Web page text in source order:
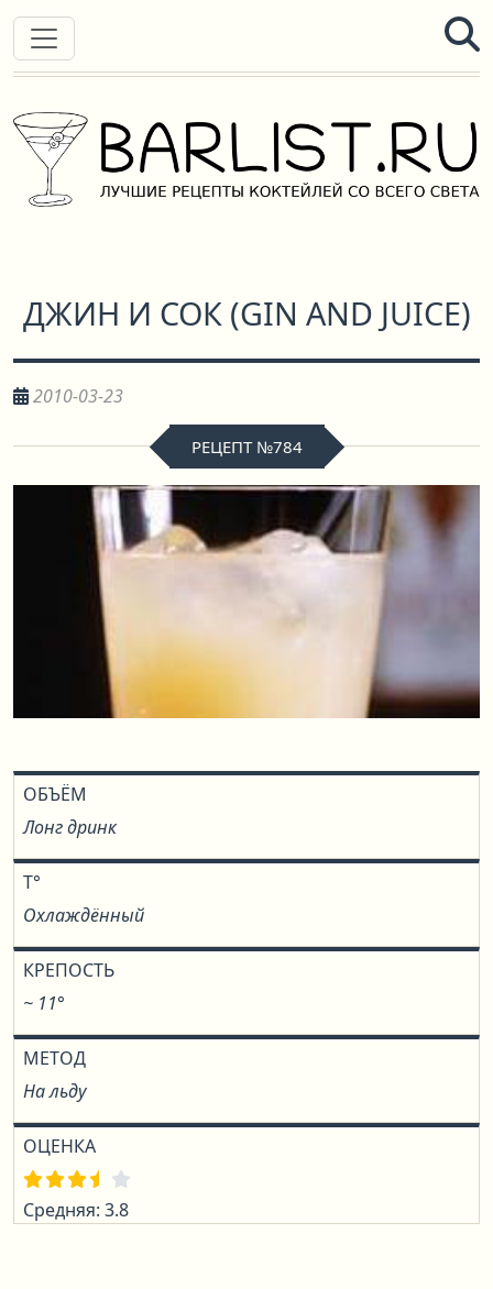
ДЖИН И СОК(GIN AND JUICE)
2010-03-23
РЕЦЕПТ №784
ОБЪЁМ
Лонг дринк
T°
Охлаждённый
КРЕПОСТЬ
~ 11°
МЕТОД
На льду
ОЦЕНКА
Средняя: 3.8